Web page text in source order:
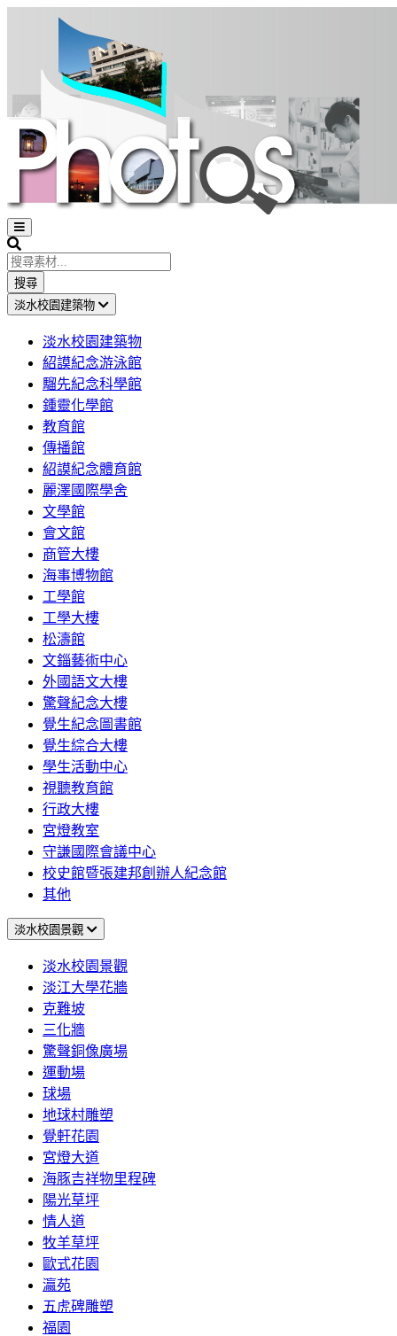
Open
sidebar
Search
搜尋
淡水校園建築物
淡水校園建築物
紹謨紀念游泳館
騮先紀念科學館
鍾靈化學館
教育館
傳播館
紹謨紀念體育館
麗澤國際學舍
文學館
會文館
商管大樓
海事博物館
工學館
工學大樓
松濤館
文錙藝術中心
外國語文大樓
驚聲紀念大樓
覺生紀念圖書館
覺生綜合大樓
學生活動中心
視聽教育館
行政大樓
宮燈教室
守謙國際會議中心
校史館暨張建邦創辦人紀念館
其他
淡水校園景觀
淡水校園景觀
淡江大學花牆
克難坡
三化牆
驚聲銅像廣場
運動場
球場
地球村雕塑
覺軒花園
宮燈大道
海豚吉祥物里程碑
陽光草坪
情人道
牧羊草坪
歐式花園
瀛苑
五虎碑雕塑
福園